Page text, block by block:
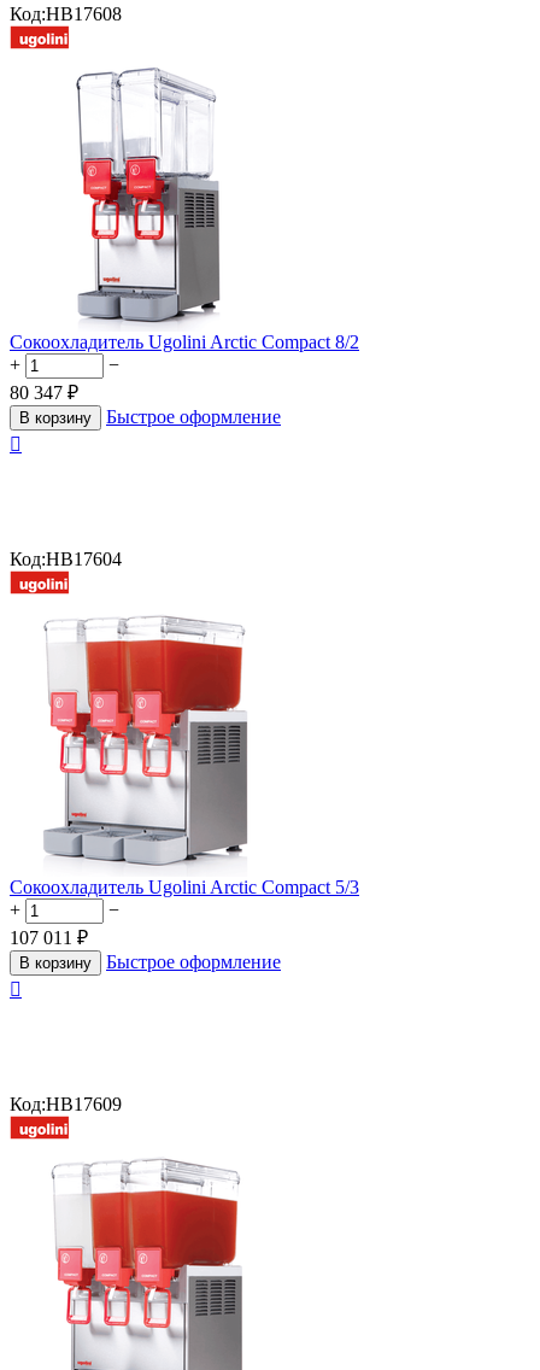
Код:HB17608
Сокоохладитель Ugolini Arctic Compact 8/2
+
−
80 347 ₽
В корзину
Быстрое оформление

Код:HB17604
Сокоохладитель Ugolini Arctic Compact 5/3
+
−
107 011 ₽
В корзину
Быстрое оформление

Код:HB17609